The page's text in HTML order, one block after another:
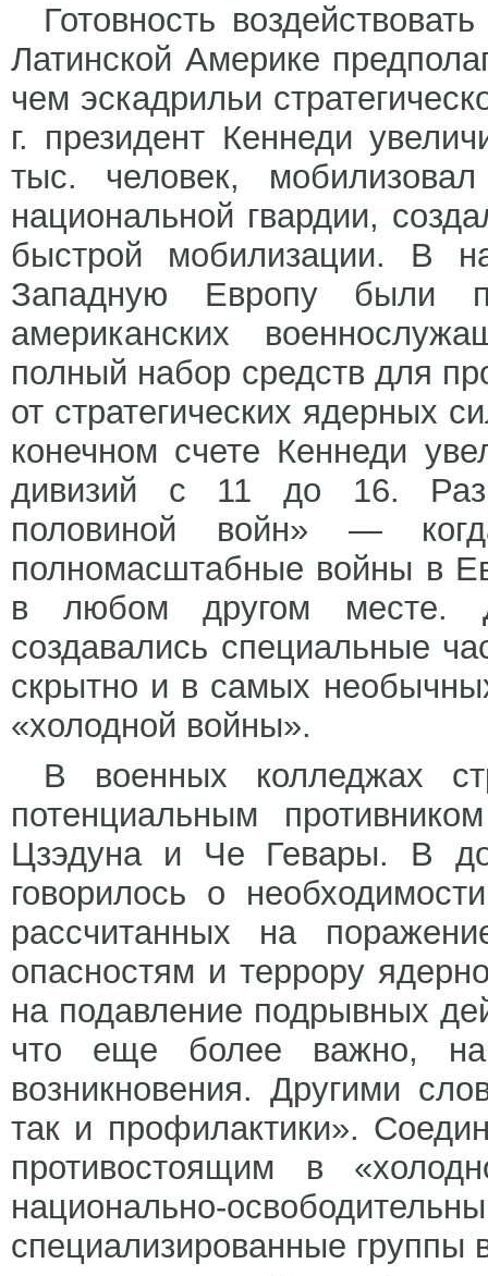
Готовность
Латинской Америке
чем эскадрильи
г. президент Кеннеди
тыс. человек,
национальной гвардии,
быстрой мобилизации. В
Западную Европу были
американских
полный набор средств для
от стратегических ядерных
конечном счете Кеннеди
дивизий с 11 до 16.
половиной войн» —
полномасштабные войны в
в любом другом месте.
создавались специальные
скрытно и в самых
«холодной войны».
В военных колледжах
потенциальным
Цзэдуна и Че Гевары. В
говорилось о
рассчитанных на
опасностям и террору
на подавление подрывных
что еще более важно, на
возникновения. Другими
так и профилактики».
противостоящим в
национально-
специализированные группы